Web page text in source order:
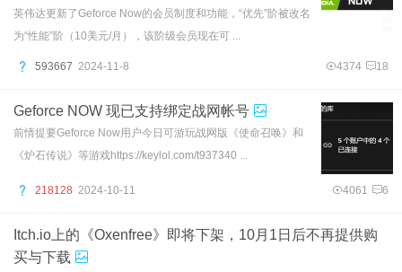
英伟达更新了Geforce Now的会员制度和功能，“优先”阶被改名
为“性能”阶（10美元/月），该阶级会员现在可 ...
593667 2024-11-8 4374 18
Geforce NOW 现已支持绑定战网帐号
前情提要Geforce Now用户今日可游玩战网版《使命召唤》和
《炉石传说》等游戏https://keylol.com/t937340 ...
218128 2024-10-11 4061 6
Itch.io上的《Oxenfree》即将下架，10月1日后不再提供购
买与下载